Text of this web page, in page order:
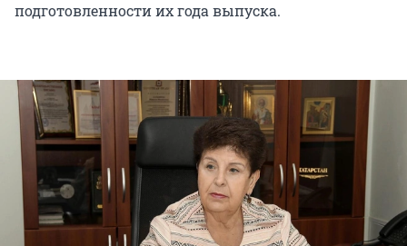
подготовленности их года выпуска.